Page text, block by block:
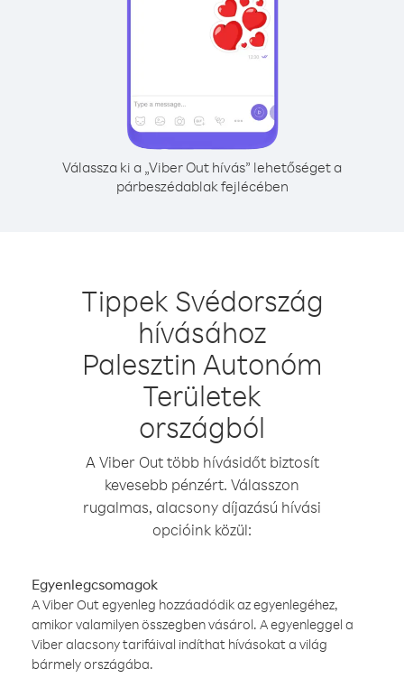
Válassza ki a „Viber Out hívás” lehetőséget a
párbeszédablak fejlécében
Tippek Svédország
hívásához
Palesztin Autonóm
Területek
országból
A Viber Out több hívásidőt biztosít
kevesebb pénzért. Válasszon
rugalmas, alacsony díjazású hívási
opcióink közül:
Egyenlegcsomagok
A Viber Out egyenleg hozzáadódik az egyenlegéhez,
amikor valamilyen összegben vásárol. A egyenleggel a
Viber alacsony tarifáival indíthat hívásokat a világ
bármely országába.